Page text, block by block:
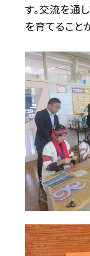
す。交流を通
を育てること